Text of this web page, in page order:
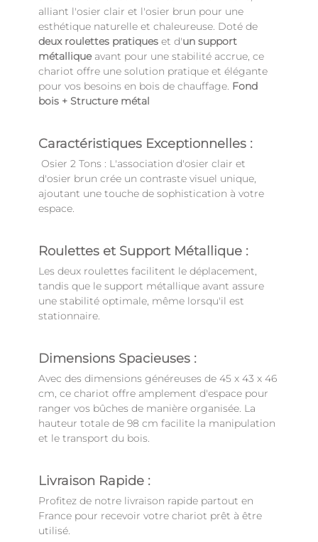
alliant l'osier clair et l'osier brun pour une
esthétique naturelle et chaleureuse. Doté de
deux roulettes pratiques et d'un support
métallique avant pour une stabilité accrue, ce
chariot offre une solution pratique et élégante
pour vos besoins en bois de chauffage. Fond
bois + Structure métal
Caractéristiques Exceptionnelles :
Osier 2 Tons : L'association d'osier clair et
d'osier brun crée un contraste visuel unique,
ajoutant une touche de sophistication à votre
espace.
Roulettes et Support Métallique :
Les deux roulettes facilitent le déplacement,
tandis que le support métallique avant assure
une stabilité optimale, même lorsqu'il est
stationnaire.
Dimensions Spacieuses :
Avec des dimensions généreuses de 45 x 43 x 46
cm, ce chariot offre amplement d'espace pour
ranger vos bûches de manière organisée. La
hauteur totale de 98 cm facilite la manipulation
et le transport du bois.
Livraison Rapide :
Profitez de notre livraison rapide partout en
France pour recevoir votre chariot prêt à être
utilisé.